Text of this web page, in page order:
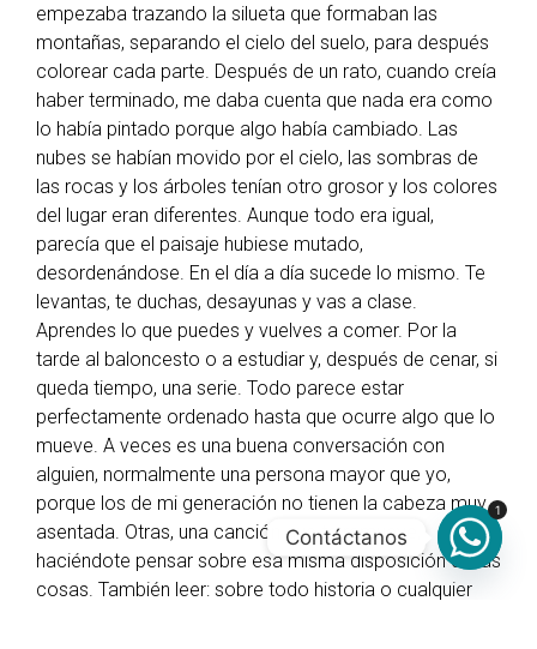
empezaba trazando la silueta que formaban las
montañas, separando el cielo del suelo, para después
colorear cada parte. Después de un rato, cuando creía
haber terminado, me daba cuenta que nada era como
lo había pintado porque algo había cambiado. Las
nubes se habían movido por el cielo, las sombras de
las rocas y los árboles tenían otro grosor y los colores
del lugar eran diferentes. Aunque todo era igual,
parecía que el paisaje hubiese mutado,
desordenándose. En el día a día sucede lo mismo. Te
levantas, te duchas, desayunas y vas a clase.
Aprendes lo que puedes y vuelves a comer. Por la
tarde al baloncesto o a estudiar y, después de cenar, si
queda tiempo, una serie. Todo parece estar
perfectamente ordenado hasta que ocurre algo que lo
mueve. A veces es una buena conversación con
alguien, normalmente una persona mayor que yo,
porque los de mi generación no tienen la cabeza muy
asentada. Otras, una canción que te remueve,
haciéndote pensar sobre esa misma disposición de las
cosas. También leer: sobre todo historia o cualquier
1
Contáctanos